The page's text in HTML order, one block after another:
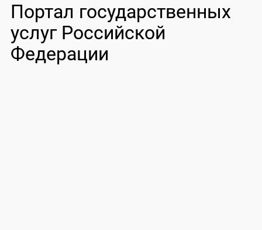
Портал государственных
услуг Российской
Федерации